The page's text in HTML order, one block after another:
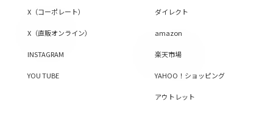
X（コーポレート）
X（直販オンライン）
INSTAGRAM
YOU TUBE
ダイレクト
amazon
楽天市場
YAHOO！ショッピング
アウトレット